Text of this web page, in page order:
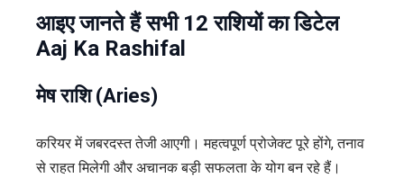
आइए जानते हैं सभी 12 राशियों का डिटेल
Aaj Ka Rashifal
मेष राशि (Aries)
करियर में जबरदस्त तेजी आएगी। महत्वपूर्ण प्रोजेक्ट पूरे होंगे, तनाव
से राहत मिलेगी और अचानक बड़ी सफलता के योग बन रहे हैं।